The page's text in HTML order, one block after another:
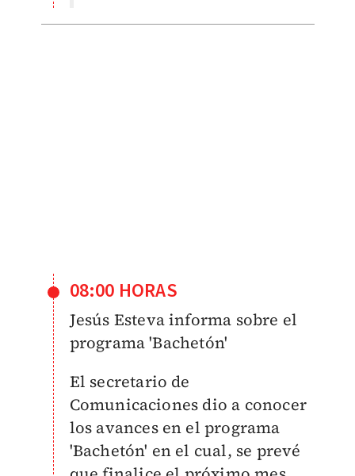
08:00 HORAS
Jesús Esteva informa sobre el
programa 'Bachetón'
El secretario de
Comunicaciones dio a conocer
los avances en el programa
'Bachetón' en el cual, se prevé